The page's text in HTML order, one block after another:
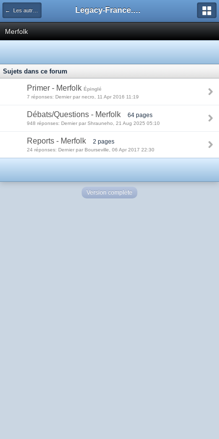
← Les autres decks du Legacy Legacy-France.org - Forum
Merfolk
Sujets dans ce forum
Primer - Merfolk Épinglé
7 réponses: Dernier par necro, 11 Apr 2016 11:19
Débats/Questions - Merfolk 64 pages
948 réponses: Dernier par Shrauneho, 21 Aug 2025 05:10
Reports - Merfolk 2 pages
24 réponses: Dernier par Bourseville, 06 Apr 2017 22:30
Version complète